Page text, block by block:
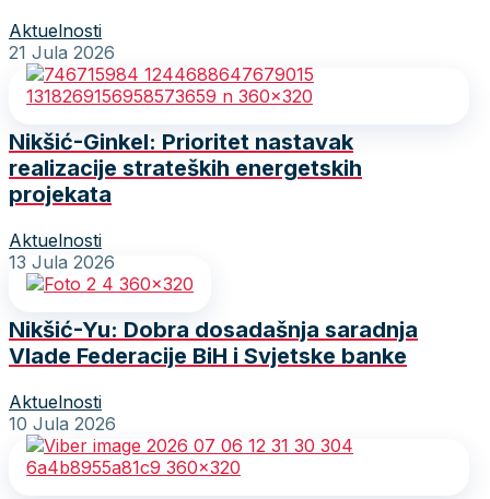
Aktuelnosti
21 Jula 2026
Nikšić-Ginkel: Prioritet nastavak
realizacije strateških energetskih
projekata
Aktuelnosti
13 Jula 2026
Nikšić-Yu: Dobra dosadašnja saradnja
Vlade Federacije BiH i Svjetske banke
Aktuelnosti
10 Jula 2026